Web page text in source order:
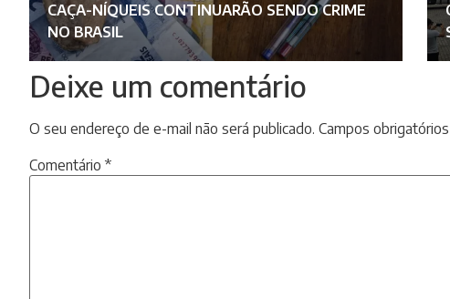
CAÇA-NÍQUEIS CONTINUARÃO SENDO CRIME
NO BRASIL
Deixe um comentário
O seu endereço de e-mail não será publicado. Campos
Comentário *